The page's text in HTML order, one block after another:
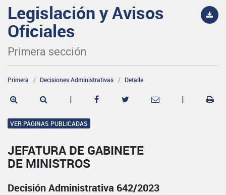
Legislación y Avisos
Oficiales
Primera sección
Primera Decisiones Administrativas Detalle
| |
VER PÁGINAS PUBLICADAS
JEFATURA DE GABINETE
DE MINISTROS
Decisión Administrativa 642/2023